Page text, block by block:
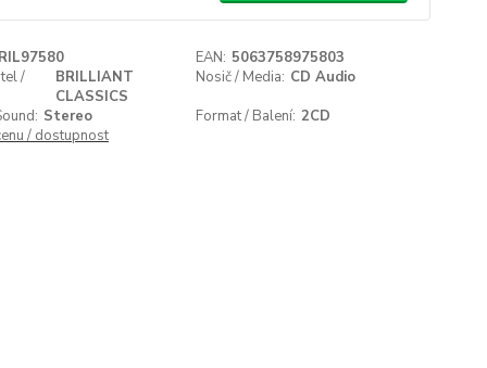
EAN: 5063758975803
/
BRILLIANT
CLASSICS
Nosič / Media: CD Audio
Stereo Format / Balení: 2CD
/ dostupnost